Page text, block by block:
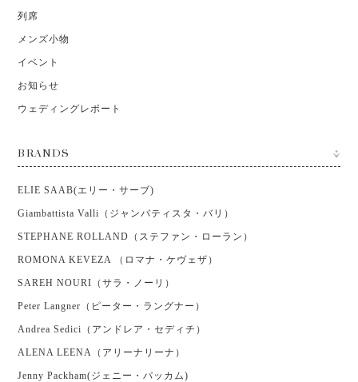
列席
メンズ小物
イベント
お知らせ
ウェディングレポート
BRANDS
ELIE SAAB(エリー・サーブ)
Giambattista Valli（ジャンバティスタ・バリ）
STEPHANE ROLLAND（ステファン・ローラン）
ROMONA KEVEZA （ロマナ・ケヴェザ）
SAREH NOURI（サラ・ノーリ）
Peter Langner（ピーター・ラングナー）
Andrea Sedici（アンドレア・セディチ）
ALENA LEENA（アリーナリーナ）
Jenny Packham(ジェニー・パッカム)